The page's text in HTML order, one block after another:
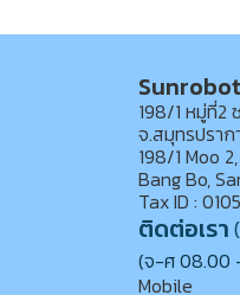
198/1 หมู่ที่2
จ.สมุทรปราก
198/1 Moo
Bang Bo,
Tax ID :
ติดต่อเรา
(จ-ศ 08.00
Mobile